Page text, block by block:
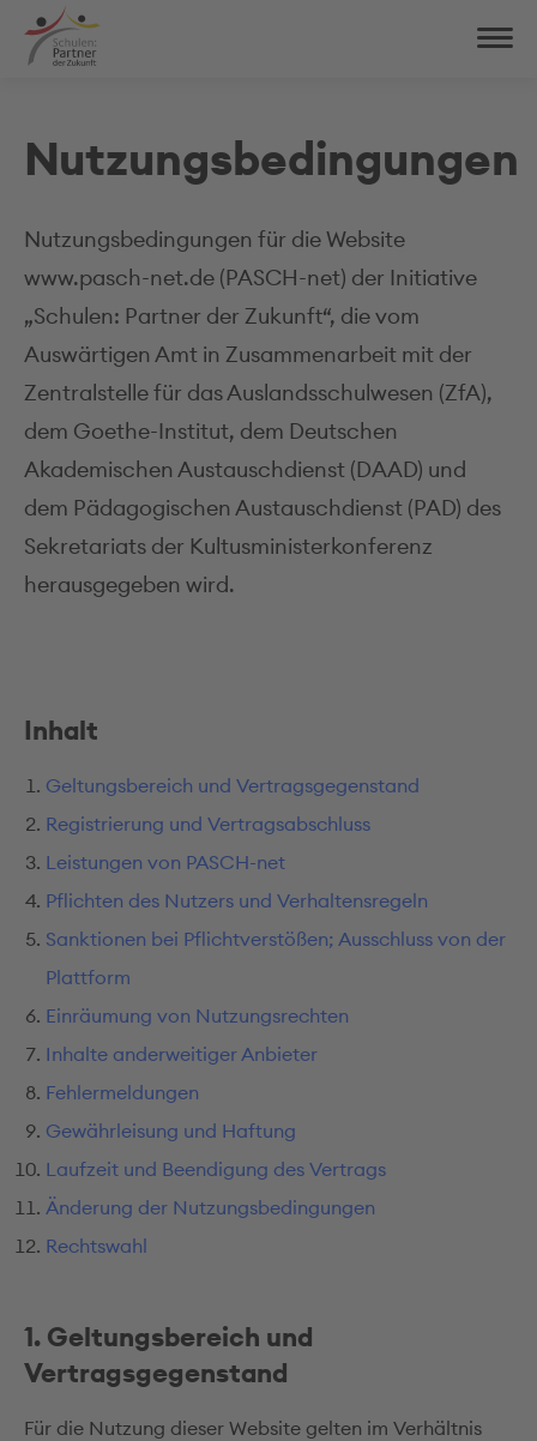
Nutzungsbedingungen
Nutzungsbedingungen für die Website
www.pasch-net.de (PASCH-net) der Initiative
„Schulen: Partner der Zukunft“, die vom
Auswärtigen Amt in Zusammenarbeit mit der
Zentralstelle für das Auslandsschulwesen (ZfA),
dem Goethe-Institut, dem Deutschen
Akademischen Austauschdienst (DAAD) und
dem Pädagogischen Austauschdienst (PAD) des
Sekretariats der Kultusministerkonferenz
herausgegeben wird.
Inhalt
Geltungsbereich und Vertragsgegenstand
Registrierung und Vertragsabschluss
Leistungen von PASCH-net
Pflichten des Nutzers und Verhaltensregeln
Sanktionen bei Pflichtverstößen; Ausschluss von der
Plattform
Einräumung von Nutzungsrechten
Inhalte anderweitiger Anbieter
Fehlermeldungen
Gewährleisung und Haftung
Laufzeit und Beendigung des Vertrags
Änderung der Nutzungsbedingungen
Rechtswahl
1. Geltungsbereich und
Vertragsgegenstand
Für die Nutzung dieser Website gelten im Verhältnis